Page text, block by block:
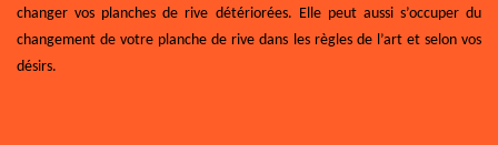
changer vos planches de rive détériorées. Elle peut aussi s’occuper du
changement de votre planche de rive dans les règles de l’art et selon vos
désirs.